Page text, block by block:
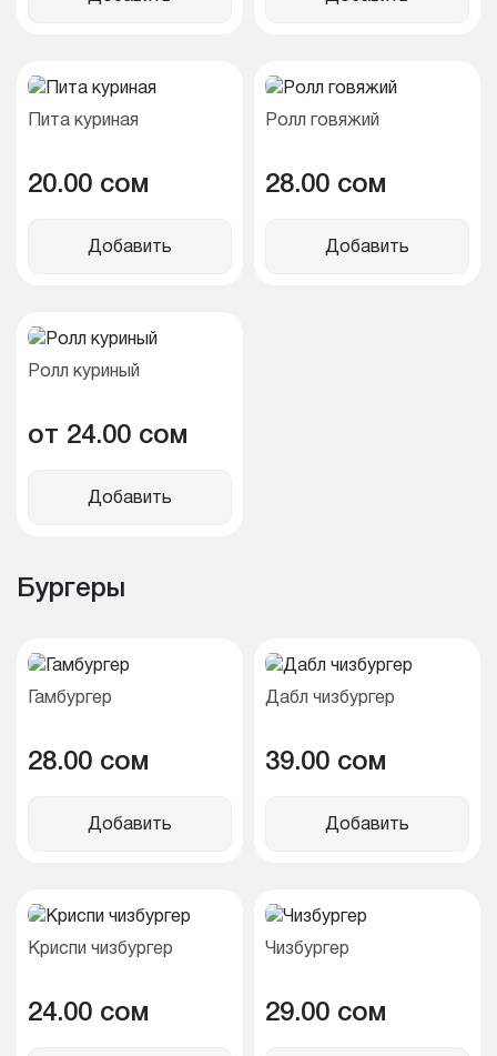
Пита куриная
20.00 cом
Добавить
Ролл говяжий
28.00 cом
Добавить
Ролл куриный
от 24.00 cом
Добавить
Бургеры
Гамбургер
28.00 cом
Добавить
Дабл чизбургер
39.00 cом
Добавить
Криспи чизбургер
24.00 cом
Чизбургер
29.00 cом